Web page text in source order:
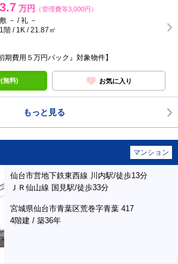
3.7 万円 （管理費等3,000円）
敷 － / 礼 －
1階 / 1K / 21.87㎡
期費用５万円パック』対象物件】
無料) お気に入り
もっと見る
マンション
仙台市営地下鉄東西線 川内駅/徒歩13分
ＪＲ仙山線 国見駅/徒歩33分
宮城県仙台市青葉区荒巻字青葉 417
4階建 / 築36年